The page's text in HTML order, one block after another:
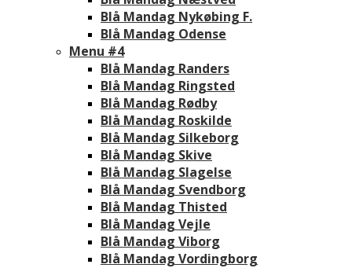
Blå Mandag Nykøbing F.
Blå Mandag Odense
Menu #4
Blå Mandag Randers
Blå Mandag Ringsted
Blå Mandag Rødby
Blå Mandag Roskilde
Blå Mandag Silkeborg
Blå Mandag Skive
Blå Mandag Slagelse
Blå Mandag Svendborg
Blå Mandag Thisted
Blå Mandag Vejle
Blå Mandag Viborg
Blå Mandag Vordingborg